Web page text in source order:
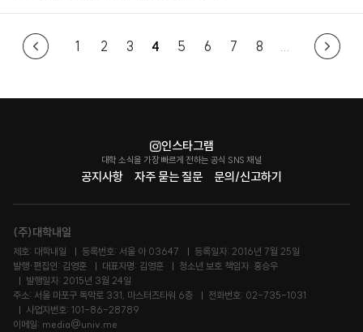
1 2 3 4 5 6 7 8
공지사항 자주 묻는 질문 문의/신고하기
인스타그램
대학 소식을 가장 빠르게 전하는 공식 SNS 채널
(주)대학내일
제호: 대학내일 등록번호: 서울 아 03647
등록일자: 2016년 7월 25일
발행·편집인: 김영훈
대표자명: 김영훈
청소년 보호 책임자: 홍승우
발행일자: 2015년 3월 24일
주소: 서울 마포구 독막로 331, 마스터즈타워 6층
전화번호: 02-735-1031
사업자번호: 101-86-28789
이메일: media@univ.me